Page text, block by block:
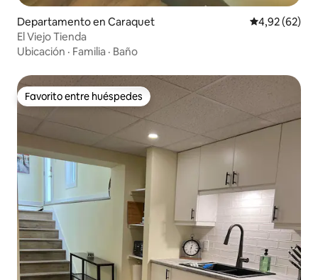
Departamento en Caraquet Calificación
4,92 (62)
El Viejo Tienda
Ubicación · Familia · Baño
Favorito entre huéspedes
Favorito entre huéspedes